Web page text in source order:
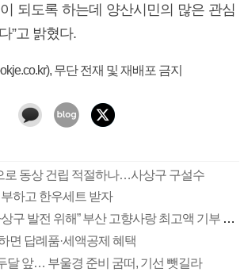
되도록 하는데 양산시민의 많은 관심
”고 밝혔다.
무단 전재 및 재배포 금지
로 동상 건립 적절하나…사상구 구설수
하고 한우세트 받자
“태어나고 자란 사상구 발전 위해” 부산 고향사랑 최고액 기부 탄생
면 답례품·세액공제 혜택
달 앞… 부울경 준비 굼떠, 기선 뺏길라